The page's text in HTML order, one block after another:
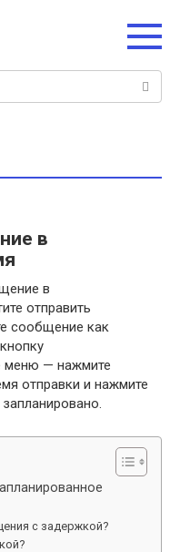
в
в
отправить
сообщение как
меню — нажмите
отправки и нажмите
с задержкой?